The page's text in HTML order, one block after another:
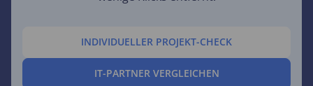
IT-PARTNER VERGLEICHEN
INDIVIDUELLER PROJEKT-CHECK